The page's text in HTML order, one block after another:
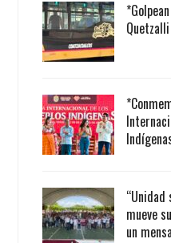
“Unidad
mueve
un